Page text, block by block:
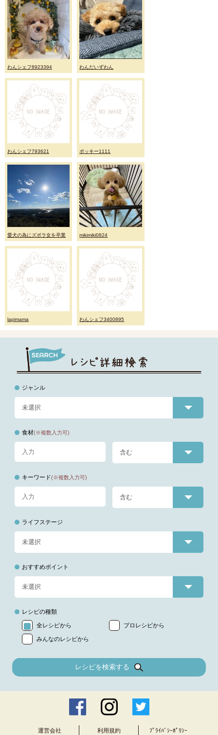
わんシェフ8923394 わんだいずわん
わんシェフ793621 ポッキー1111
愛犬の為にズボラ女を卒業 mikimiki0824
lapimama わんシェフ3400895
ジャンル
食材(※複数入力可)
キーワード(※複数入力可)
ライフステージ
おすすめポイント
レシピの種類
全レシピから
プロレシピから
みんなのレシピから
レシピを検索する
運営会社 利用規約 ﾌﾟﾗｲﾊﾞｼｰﾎﾟﾘｼｰ